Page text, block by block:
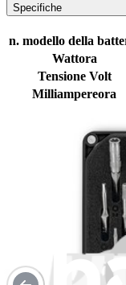
Specifiche
n. modello della
Wattora
Tensione Volt
Milliampereora
Un anno di garanzia
Guide
Sostituzione